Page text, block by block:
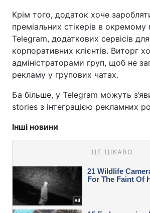
Крім того, додаток хоче
преміальних стікерів в окремому
Telegram, додаткових сервісів для
корпоративних клієнтів. Виторг
адміністраторами груп, щоб не
рекламу у групових чатах.
Ба більше, у Telegram можуть
stories з інтеграцією рекламних
Інші новини